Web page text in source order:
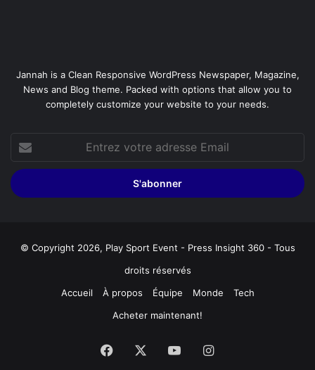
Jannah is a Clean Responsive WordPress Newspaper, Magazine,
News and Blog theme. Packed with options that allow you to
completely customize your website to your needs.
votre
adresse
Email
© Copyright 2026, Play Sport Event - Press Insight 360 - Tous
droits réservés
Accueil
À propos Équipe Monde
Tech
Acheter maintenant!
Facebook YouTubeInstagram